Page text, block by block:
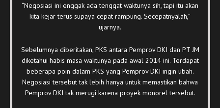
“Negosiasi ini enggak ada tenggat waktunya sih, tapi itu akan
kita kejar terus supaya cepat rampung. Secepatnyalah,”
ujarnya.
Sebelumnya diberitakan, PKS antara Pemprov DKI dan PT JM
diketahui habis masa waktunya pada awal 2014 ini. Terdapat
beberapa poin dalam PKS yang Pemprov DKI ingin ubah.
Negosiasi tersebut tak lebih hanya untuk memastikan bahwa
Pemprov DKI tak merugi karena proyek monorel tersebut.